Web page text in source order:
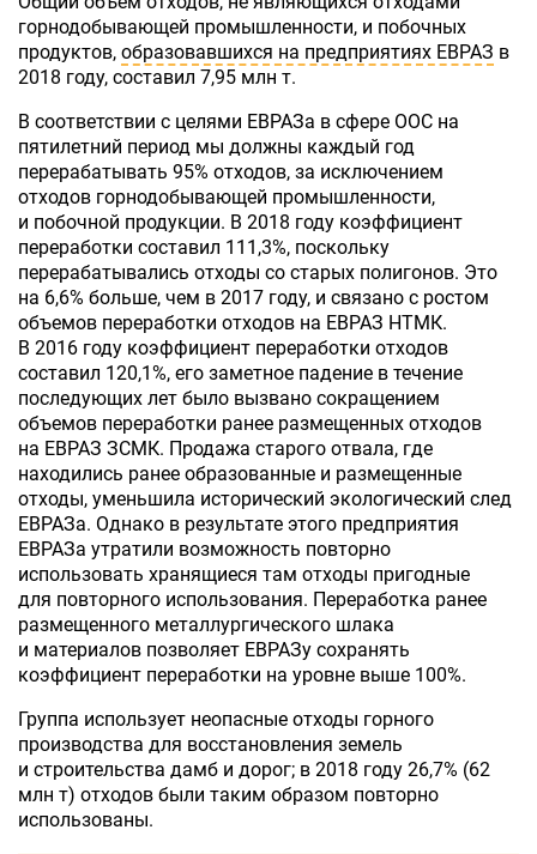
горнодобывающей промышленности, и побочных
продуктов, образовавшихся на предприятиях ЕВРАЗ в
2018 году, составил 7,95 млн т.
В соответствии с целями ЕВРАЗа в сфере ООС на
пятилетний период мы должны каждый год
перерабатывать 95% отходов, за исключением
отходов горнодобывающей промышленности,
и побочной продукции. В 2018 году коэффициент
переработки составил 111,3%, поскольку
перерабатывались отходы со старых полигонов. Это
на 6,6% больше, чем в 2017 году, и связано с ростом
объемов переработки отходов на ЕВРАЗ НТМК.
В 2016 году коэффициент переработки отходов
составил 120,1%, его заметное падение в течение
последующих лет было вызвано сокращением
объемов переработки ранее размещенных отходов
на ЕВРАЗ ЗСМК. Продажа старого отвала, где
находились ранее образованные и размещенные
отходы, уменьшила исторический экологический след
ЕВРАЗа. Однако в результате этого предприятия
ЕВРАЗа утратили возможность повторно
использовать хранящиеся там отходы пригодные
для повторного использования. Переработка ранее
размещенного металлургического шлака
и материалов позволяет ЕВРАЗу сохранять
коэффициент переработки на уровне выше 100%.
Группа использует неопасные отходы горного
производства для восстановления земель
и строительства дамб и дорог; в 2018 году 26,7% (62
млн т) отходов были таким образом повторно
использованы.